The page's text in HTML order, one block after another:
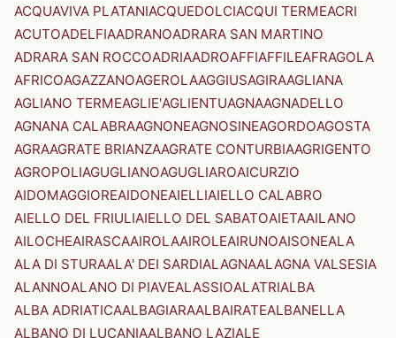
ACQUAVIVA PLATANIACQUEDOLCIACQUI TERMEACRI
ACUTOADELFIAADRANOADRARA SAN MARTINO
ADRARA SAN ROCCOADRIAADROAFFIAFFILEAFRAGOLA
AFRICOAGAZZANOAGEROLAAGGIUSAGIRAAGLIANA
AGLIANO TERMEAGLIE'AGLIENTUAGNAAGNADELLO
AGNANA CALABRAAGNONEAGNOSINEAGORDOAGOSTA
AGRAAGRATE BRIANZAAGRATE CONTURBIAAGRIGENTO
AGROPOLIAGUGLIANOAGUGLIAROAICURZIO
AIDOMAGGIOREAIDONEAIELLIAIELLO CALABRO
AIELLO DEL FRIULIAIELLO DEL SABATOAIETAAILANO
AILOCHEAIRASCAAIROLAAIROLEAIRUNOAISONEALA
ALA DI STURAALA' DEI SARDIALAGNAALAGNA VALSESIA
ALANNOALANO DI PIAVEALASSIOALATRIALBA
ALBA ADRIATICAALBAGIARAALBAIRATEALBANELLA
ALBANO DI LUCANIAALBANO LAZIALE